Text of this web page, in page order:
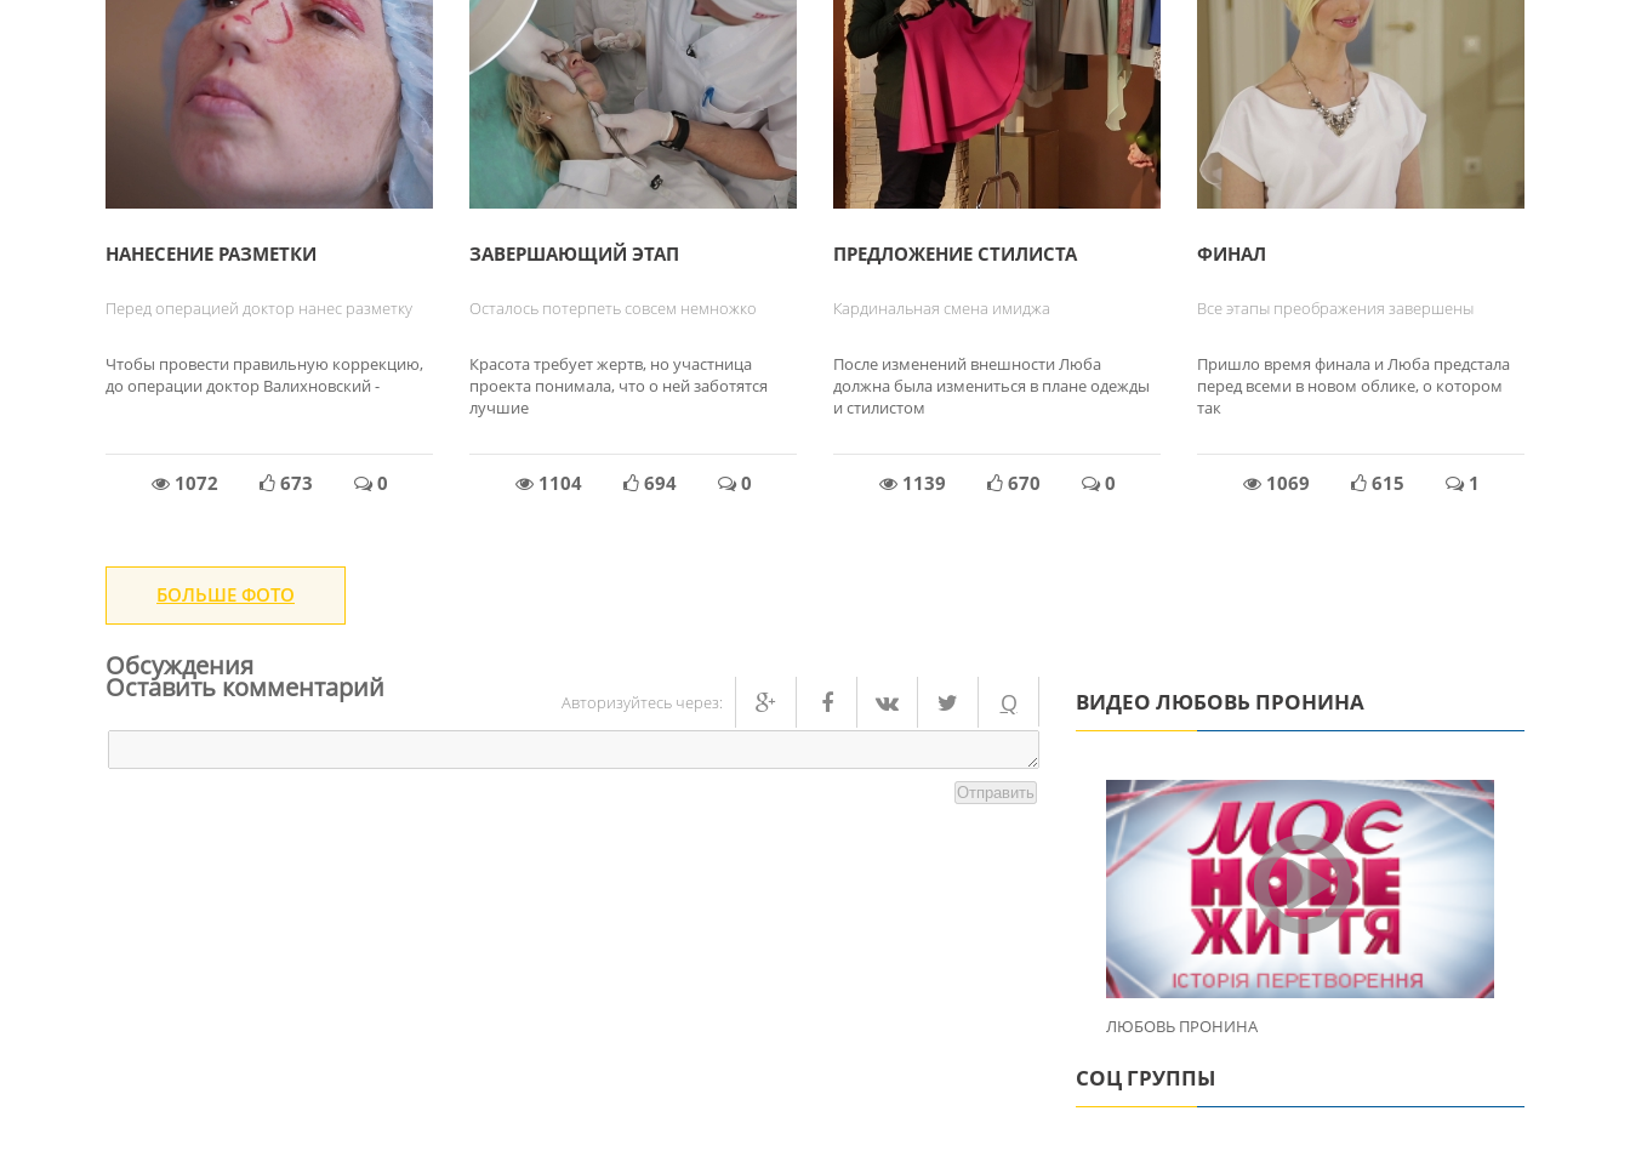
НАНЕСЕНИЕ РАЗМЕТКИ
Перед операцией доктор нанес разметку
Чтобы провести правильную коррекцию,
до операции доктор Валихновский -
1072 673 0
ЗАВЕРШАЮЩИЙ ЭТАП
Осталось потерпеть совсем немножко
Красота требует жертв, но участница
проекта понимала, что о ней заботятся
лучшие
1104 694 0
ПРЕДЛОЖЕНИЕ СТИЛИСТА
Кардинальная смена имиджа
После изменений внешности Люба
должна была измениться в плане одежды
и стилистом
1139 670 0
ФИНАЛ
Все этапы преображения завершены
Пришло время финала и Люба предстала
перед всеми в новом облике, о котором
так
1069 615 1
БОЛЬШЕ ФОТО
Обсуждения
Оставить комментарий Авторизуйтесь через: Q
Отправить
ВИДЕО ЛЮБОВЬ ПРОНИНА
ЛЮБОВЬ ПРОНИНА
СОЦ ГРУППЫ